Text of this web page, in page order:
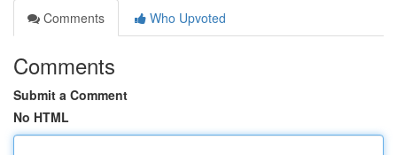
Comments
Who Upvoted
Comments
Submit a Comment
No HTML